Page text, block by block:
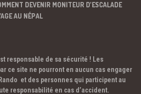
DEVENIR MONITEUR D’ESCALADE
AU NÉPAL
responsable de sa sécurité ! Les
ce site ne pourront en aucun cas engager
et des personnes qui participent au
responsabilité en cas d’accident.